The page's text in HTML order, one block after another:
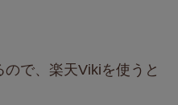
で、楽天Vikiを使うと